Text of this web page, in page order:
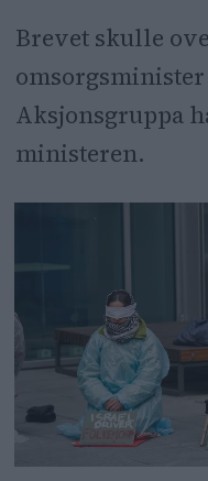
Brevet skulle
omsorgsminister
Aksjonsgruppa
ministeren.